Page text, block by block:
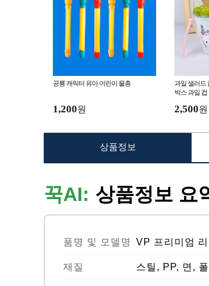
공룡 캐릭터 유아 어린이 물총
1,200원
과일 샐러드
박스 과일 컵
2,500원
꾹AI: 상품정보 요
품명 및 모델명 VP 프리미엄
재질 스틸, PP, 면, 폴
상품정보